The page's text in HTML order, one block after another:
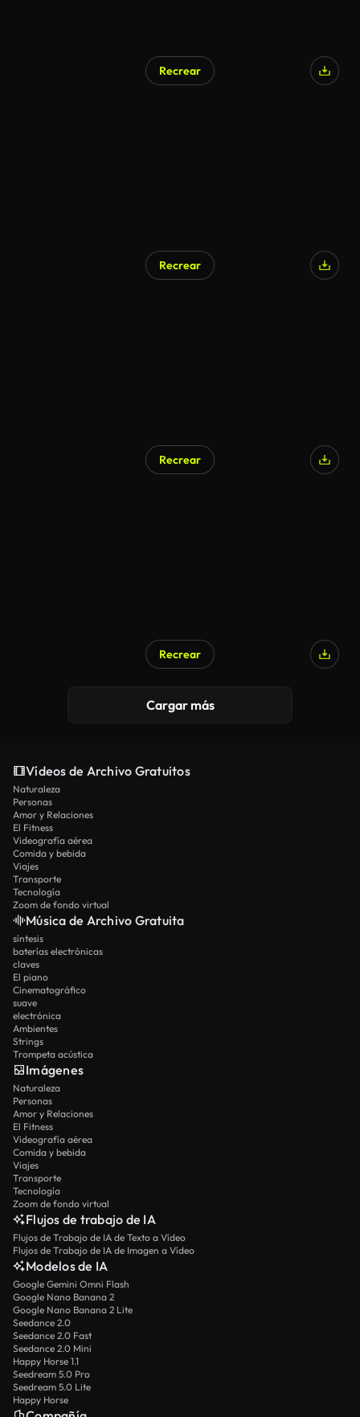
Recrear
Recrear
Recrear
Recrear
Cargar más
Vídeos de Archivo Gratuitos
Naturaleza
Personas
Amor y Relaciones
El Fitness
Videografía aérea
Comida y bebida
Viajes
Transporte
Tecnología
Zoom de fondo virtual
Música de Archivo Gratuita
síntesis
baterías electrónicas
claves
El piano
Cinematográfico
suave
electrónica
Ambientes
Strings
Trompeta acústica
Imágenes
Naturaleza
Personas
Amor y Relaciones
El Fitness
Videografía aérea
Comida y bebida
Viajes
Transporte
Tecnología
Zoom de fondo virtual
Flujos de trabajo de IA
Flujos de Trabajo de IA de Texto a Vídeo
Flujos de Trabajo de IA de Imagen a Vídeo
Modelos de IA
Google Gemini Omni Flash
Google Nano Banana 2
Google Nano Banana 2 Lite
Seedance 2.0
Seedance 2.0 Fast
Seedance 2.0 Mini
Happy Horse 1.1
Seedream 5.0 Pro
Seedream 5.0 Lite
Happy Horse